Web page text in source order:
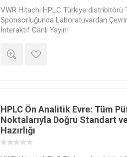
VWR Hitachi HPLC Türkiye distribitörü
Sponsorluğunda Laboratuvardan
İnteraktif Canlı Yayın!
HPLC Ön Analitik Evre: Tüm
Noktalarıyla Doğru Standart
Hazırlığı